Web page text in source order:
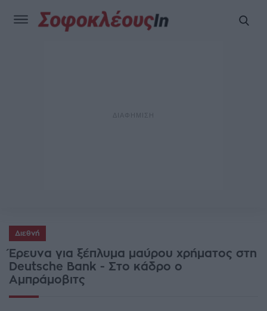
Διεθνή
Έρευνα για ξέπλυμα μαύρου χρήματος στη
Deutsche Bank - Στο κάδρο ο
Αμπράμοβιτς